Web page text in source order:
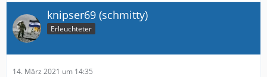
knipser69 (schmitty)
Erleuchteter
14. März 2021 um 14:35